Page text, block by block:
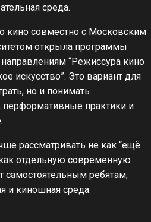
среда.
кино совместно с Московским
открыла программы
“Режиссура кино
искусство”. Это вариант для
но и понимать
перформативные практики и
рассматривать не как “ещё
отдельную современную
самостоятельным ребятам,
и киношная среда.